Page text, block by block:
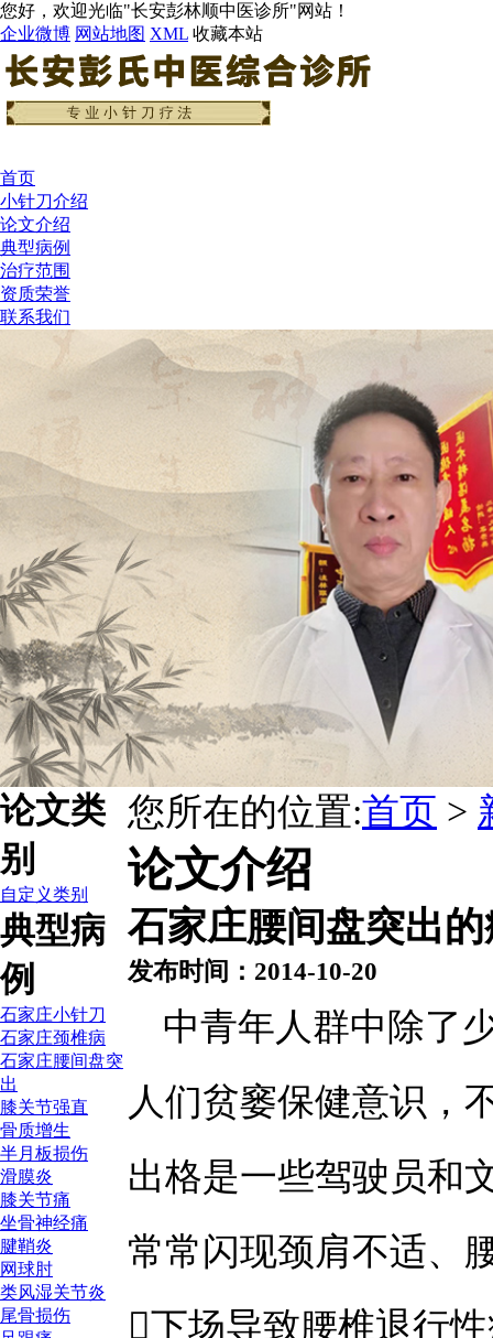
您好，欢迎光临"长安彭林顺中医诊所"网站！
企业微博 网站地图 XML 收藏本站
首页
小针刀介绍
论文介绍
典型病例
治疗范围
资质荣誉
联系我们
论文类
别
自定义类别
典型病
例
石家庄小针刀
石家庄颈椎病
石家庄腰间盘突
出
膝关节强直
骨质增生
半月板损伤
滑膜炎
膝关节痛
坐骨神经痛
腱鞘炎
网球肘
类风湿关节炎
尾骨损伤
您所在的位置:首页 >
论文介绍
石家庄腰间盘突出
发布时间：2014-10-20
中青年人群中除了
人们贫窭保健意识，
出格是一些驾驶员和
常常闪现颈肩不适、
下场导致腰椎退行